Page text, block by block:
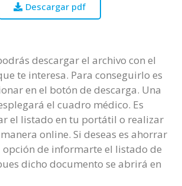
Descargar pdf
descargar el archivo con el
te interesa. Para conseguirlo es
en el botón de descarga. Una
el cuadro médico. Es
el listado en tu portátil o realizar
online. Si deseas es ahorrar
opción de informarte el listado de
dicho documento se abrirá en